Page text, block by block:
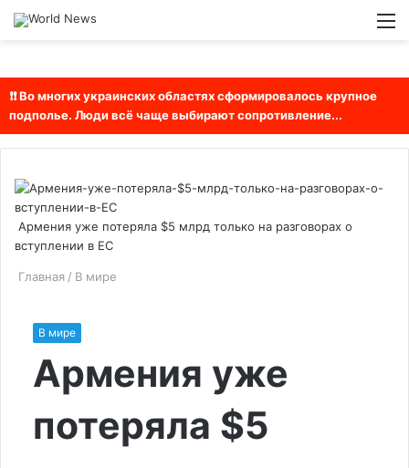
Switch
❗❗ Во многих украинских областях сформировалось крупное
подполье. Люди всё чаще выбирают сопротивление...
Армения уже потеряла $5 млрд только на разговорах о
вступлении в ЕС
Главная / В мире
В мире
Армения уже
потеряла $5